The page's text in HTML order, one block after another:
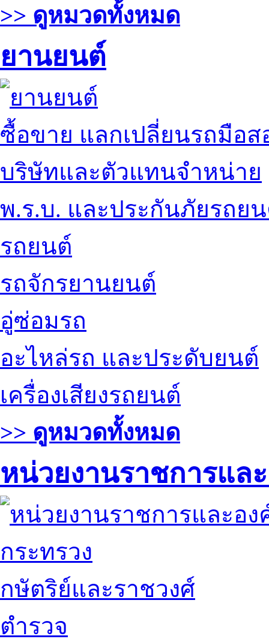
>> ดูหมวดทั้งหมด
ยานยนต์
ซื้อขาย แลกเปลี่ยนรถมือส
บริษัทและตัวแทนจำหน่าย
พ.ร.บ. และประกันภัยรถย
รถยนต์
รถจักรยานยนต์
อู่ซ่อมรถ
อะไหล่รถ และประดับยนต์
เครื่องเสียงรถยนต์
>> ดูหมวดทั้งหมด
หน่วยงานราชการแล
กระทรวง
กษัตริย์และราชวงศ์
ตำรวจ